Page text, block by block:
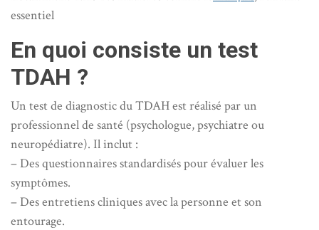
essentiel
En quoi consiste un test
TDAH ?
Un test de diagnostic du TDAH est réalisé par un
professionnel de santé (psychologue, psychiatre ou
neuropédiatre). Il inclut :
– Des questionnaires standardisés pour évaluer les
symptômes.
– Des entretiens cliniques avec la personne et son
entourage.